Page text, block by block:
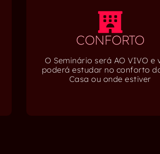
CONFORTO
O Seminário será AO VIVO e
poderá estudar no conforto
Casa ou onde estiver